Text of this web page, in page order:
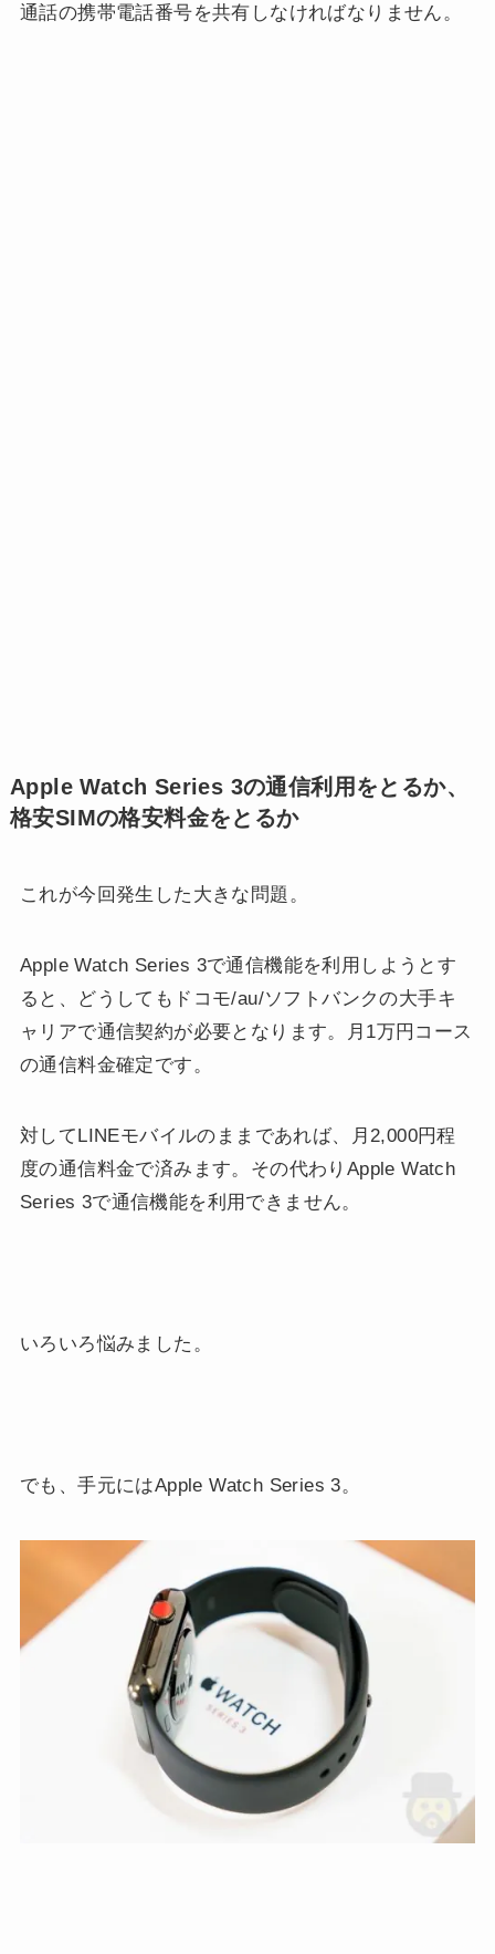
通話の携帯電話番号を共有しなければなりません。
Apple Watch Series 3の通信利用をとるか、
格安SIMの格安料金をとるか
これが今回発生した大きな問題。
Apple Watch Series 3で通信機能を利用しようとす
ると、どうしてもドコモ/au/ソフトバンクの大手キ
ャリアで通信契約が必要となります。月1万円コース
の通信料金確定です。
対してLINEモバイルのままであれば、月2,000円程
度の通信料金で済みます。その代わりApple Watch
Series 3で通信機能を利用できません。
いろいろ悩みました。
でも、手元にはApple Watch Series 3。